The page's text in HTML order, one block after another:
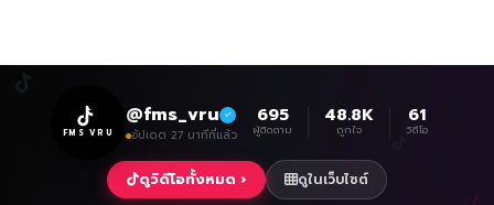
FMS VRU
@fms_vru
อัปเดต 27 นาทีที่แล้ว
695
ผู้ติดตาม
48.8K
ถูกใจ
61
วิดีโอ
ดูวิดีโอทั้งหมด › ดูในเว็บไซต์